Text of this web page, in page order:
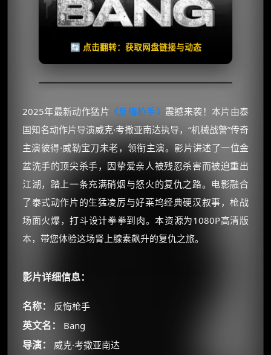
🔄 点击翻转：获取网盘链接与动态
🧧️
2025年最新动作猛片 《反悔枪手》 震撼来袭！本片由泰
国知名动作片导演威克·考撒亚南达执导，“机械战警”传奇
主演彼得·威勒宝刀未老，领衔主演。影片讲述了一位金
盆洗手的顶尖杀手，因挚爱亲人被残忍杀害而被迫重出
江湖，踏上一条充满硝烟与怒火的复仇之路。电影融合
了泰式动作片的生猛凌厉与好莱坞经典硬汉叙事，枪战
场面火爆，打斗设计拳拳到肉。本资源为1080P高清版
本，带您体验这场肾上腺素飙升的复仇之旅。
影片详细信息：
名称： 反悔枪手
英文名： Bang
导演： 威克·考撒亚南达